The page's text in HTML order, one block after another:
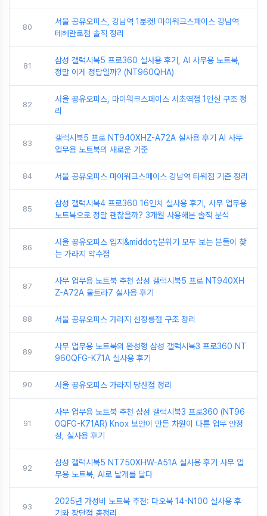
80
서울 공유오피스, 강남역 1분컷! 마이워크스페이스 강남역
테헤란로점 솔직 정리
81
삼성 갤럭시북5 프로360 실사용 후기, AI 사무용 노트북,
정말 이게 정답일까? (NT960QHA)
82
서울 공유오피스, 마이워크스페이스 서초역점 1인실 구조 정
리
83
갤럭시북5 프로 NT940XHZ-A72A 실사용 후기 AI 사무
업무용 노트북의 새로운 기준
84 서울 공유오피스 마이워크스페이스 강남역 타워점 기준 정리
85
삼성 갤럭시북4 프로360 16인치 실사용 후기, 사무 업무용
노트북으로 정말 괜찮을까? 3개월 사용해본 솔직 분석
86
서울 공유오피스 입지&middot;분위기 모두 보는 분들이 찾
는 가라지 약수점
87
사무 업무용 노트북 추천 삼성 갤럭시북5 프로 NT940XH
Z-A72A 울트라7 실사용 후기
88 서울 공유오피스 가라지 선정릉점 구조 정리
89
사무 업무용 노트북의 완성형 삼성 갤럭시북3 프로360 NT
960QFG-K71A 실사용 후기
90 서울 공유오피스 가라지 당산점 정리
91
사무 업무용 노트북 추천 삼성 갤럭시북3 프로360 (NT96
0QFG-K71AR) Knox 보안이 만든 차원이 다른 업무 안정
성, 실사용 후기
92
삼성 갤럭시북5 NT750XHW-A51A 실사용 후기 사무 업
무용 노트북, AI로 날개를 달다
93
2025년 가성비 노트북 추천: 다오북 14-N100 실사용 후
기와 장단점 총정리